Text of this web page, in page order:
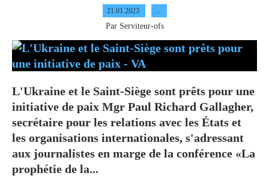
21.01.2023 …
Par Serviteur-ofs
L'Ukraine et le Saint-Siège sont prêts pour une
initiative de paix Mgr Paul Richard Gallagher,
secrétaire pour les relations avec les États et
les organisations internationales, s'adressant
aux journalistes en marge de la conférence «La
prophétie de la...